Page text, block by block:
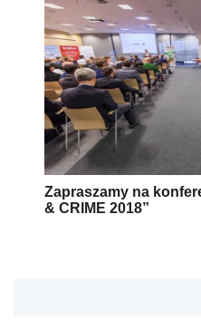
Zapraszamy na
& CRIME 2018”